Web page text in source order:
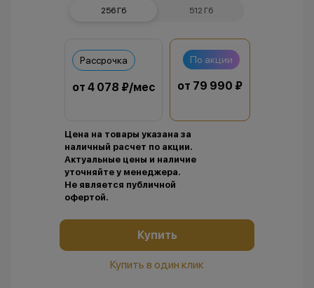
256 Гб 512 Гб
Рассрочка
от 4 078 ₽/мес
По акции
от 79 990 ₽
Цена на товары указана за
наличный расчет по акции.
Актуальные цены и наличие
уточняйте у менеджера.
Не является публичной
офертой.
Купить
Купить в один клик